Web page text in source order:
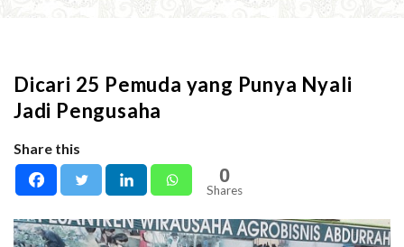
Dicari 25 Pemuda yang Punya Nyali
Jadi Pengusaha
Share this
0
Shares